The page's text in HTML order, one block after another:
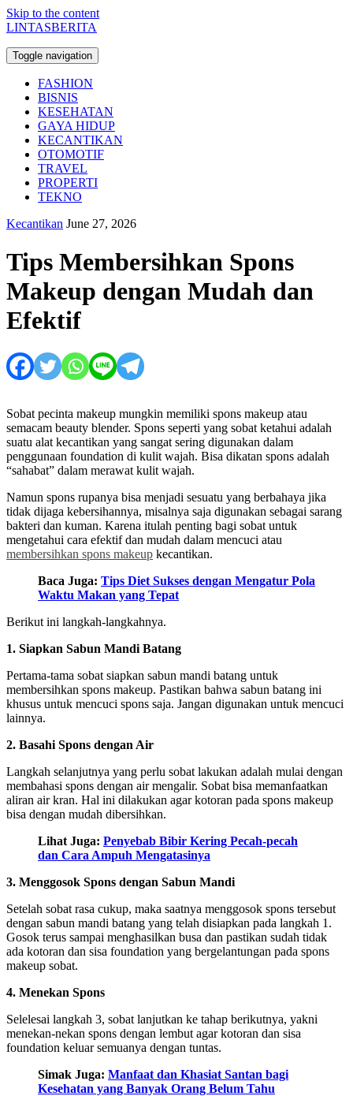
Skip to the content
LINTASBERITA
Toggle navigation
FASHION
BISNIS
KESEHATAN
GAYA HIDUP
KECANTIKAN
OTOMOTIF
TRAVEL
PROPERTI
TEKNO
Kecantikan June 27, 2026
Tips Membersihkan Spons
Makeup dengan Mudah dan
Efektif
Sobat pecinta makeup mungkin memiliki spons makeup atau
semacam beauty blender. Spons seperti yang sobat ketahui adalah
suatu alat kecantikan yang sangat sering digunakan dalam
penggunaan foundation di kulit wajah. Bisa dikatan spons adalah
“sahabat” dalam merawat kulit wajah.
Namun spons rupanya bisa menjadi sesuatu yang berbahaya jika
tidak dijaga kebersihannya, misalnya saja digunakan sebagai sarang
bakteri dan kuman. Karena itulah penting bagi sobat untuk
mengetahui cara efektif dan mudah dalam mencuci atau
membersihkan spons makeup kecantikan.
Baca Juga: Tips Diet Sukses dengan Mengatur Pola
Waktu Makan yang Tepat
Berikut ini langkah-langkahnya.
1. Siapkan Sabun Mandi Batang
Pertama-tama sobat siapkan sabun mandi batang untuk
membersihkan spons makeup. Pastikan bahwa sabun batang ini
khusus untuk mencuci spons saja. Jangan digunakan untuk mencuci
lainnya.
2. Basahi Spons dengan Air
Langkah selanjutnya yang perlu sobat lakukan adalah mulai dengan
membahasi spons dengan air mengalir. Sobat bisa memanfaatkan
aliran air kran. Hal ini dilakukan agar kotoran pada spons makeup
bisa dengan mudah dibersihkan.
Lihat Juga: Penyebab Bibir Kering Pecah-pecah
dan Cara Ampuh Mengatasinya
3. Menggosok Spons dengan Sabun Mandi
Setelah sobat rasa cukup, maka saatnya menggosok spons tersebut
dengan sabun mandi batang yang telah disiapkan pada langkah 1.
Gosok terus sampai menghasilkan busa dan pastikan sudah tidak
ada kotoran dan sisa foundation yang bergelantungan pada spons
makeup sobat.
4. Menekan Spons
Selelesai langkah 3, sobat lanjutkan ke tahap berikutnya, yakni
menekan-nekan spons dengan lembut agar kotoran dan sisa
foundation keluar semuanya dengan tuntas.
Simak Juga: Manfaat dan Khasiat Santan bagi
Kesehatan yang Banyak Orang Belum Tahu